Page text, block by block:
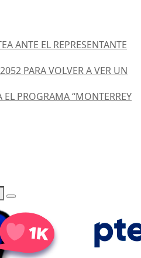
ANTE EL REPRESENTANTE
PARA VOLVER A VER UN
PROGRAMA “MONTERREY